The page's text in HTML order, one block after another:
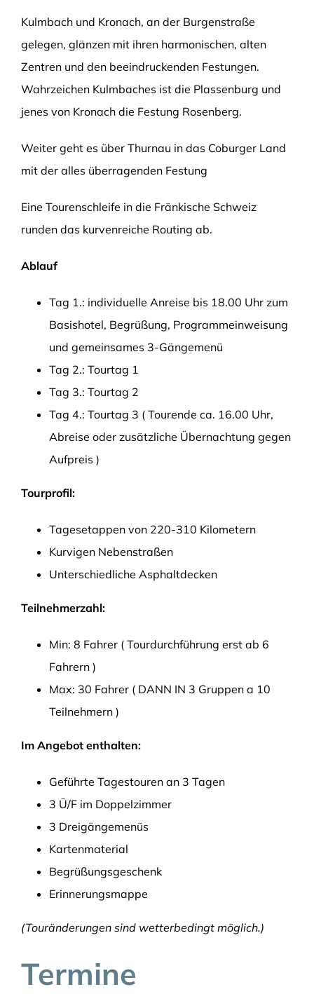
Kulmbach und Kronach, an der Burgenstraße
gelegen, glänzen mit ihren harmonischen, alten
Zentren und den beeindruckenden Festungen.
Wahrzeichen Kulmbaches ist die Plassenburg und
jenes von Kronach die Festung Rosenberg.
Weiter geht es über Thurnau in das Coburger Land
mit der alles überragenden Festung
Eine Tourenschleife in die Fränkische Schweiz
runden das kurvenreiche Routing ab.
Ablauf
Tag 1.: individuelle Anreise bis 18.00 Uhr zum
Basishotel, Begrüßung, Programmeinweisung
und gemeinsames 3-Gängemenü
Tag 2.: Tourtag 1
Tag 3.: Tourtag 2
Tag 4.: Tourtag 3 ( Tourende ca. 16.00 Uhr,
Abreise oder zusätzliche Übernachtung gegen
Aufpreis )
Tourprofil:
Tagesetappen von 220-310 Kilometern
Kurvigen Nebenstraßen
Unterschiedliche Asphaltdecken
Teilnehmerzahl:
Min: 8 Fahrer ( Tourdurchführung erst ab 6
Fahrern )
Max: 30 Fahrer ( DANN IN 3 Gruppen a 10
Teilnehmern )
Im Angebot enthalten:
Geführte Tagestouren an 3 Tagen
3 Ü/F im Doppelzimmer
3 Dreigängemenüs
Kartenmaterial
Begrüßungsgeschenk
Erinnerungsmappe
(Touränderungen sind wetterbedingt möglich.)
Termine